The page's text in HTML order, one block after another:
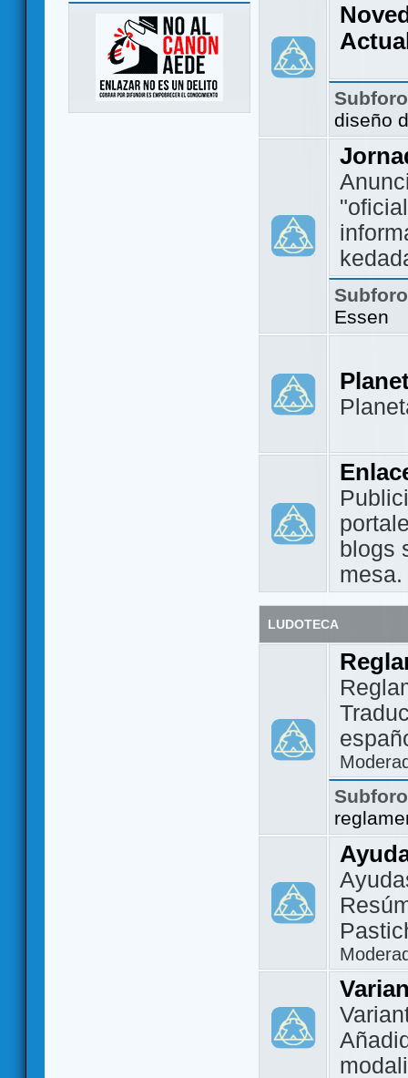
diseño
Essen
blogs
mesa.
LUDOTECA